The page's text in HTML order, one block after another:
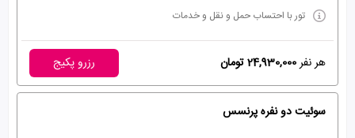
تور با احتساب حمل و نقل و خدمات
هر نفر24,930,000 تومان رزرو پکیج
سوئیت دو نفره پرنسس